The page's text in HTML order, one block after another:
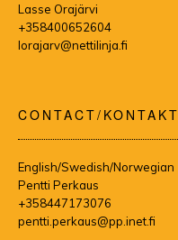
Lasse Orajärvi
+358400652604
lorajarv@nettilinja.fi
CONTACT/KONTAKT
English/Swedish/Norwegian
Pentti Perkaus
+358447173076
pentti.perkaus@pp.inet.fi